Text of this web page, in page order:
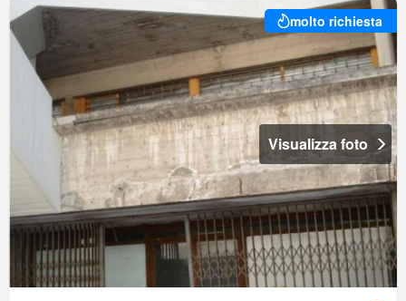
molto richiesta
Visualizza foto